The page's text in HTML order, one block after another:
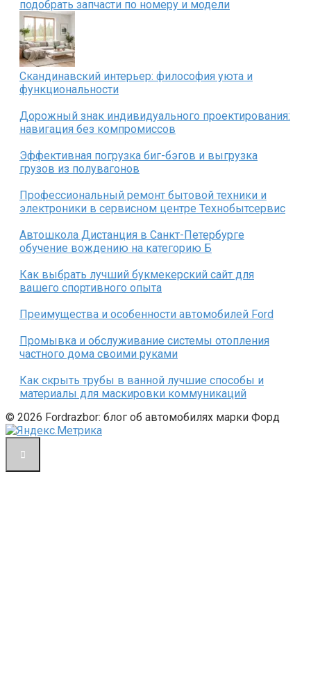
подобрать запчасти по номеру и модели
Скандинавский интерьер: философия уюта и
функциональности
Дорожный знак индивидуального проектирования:
навигация без компромиссов
Эффективная погрузка биг-бэгов и выгрузка
грузов из полувагонов
Профессиональный ремонт бытовой техники и
электроники в сервисном центре Технобытсервис
Автошкола Дистанция в Санкт-Петербурге
обучение вождению на категорию Б
Как выбрать лучший букмекерский сайт для
вашего спортивного опыта
Преимущества и особенности автомобилей Ford
Промывка и обслуживание системы отопления
частного дома своими руками
Как скрыть трубы в ванной лучшие способы и
материалы для маскировки коммуникаций
© 2026 Fordrazbor: блог об автомобилях марки Форд